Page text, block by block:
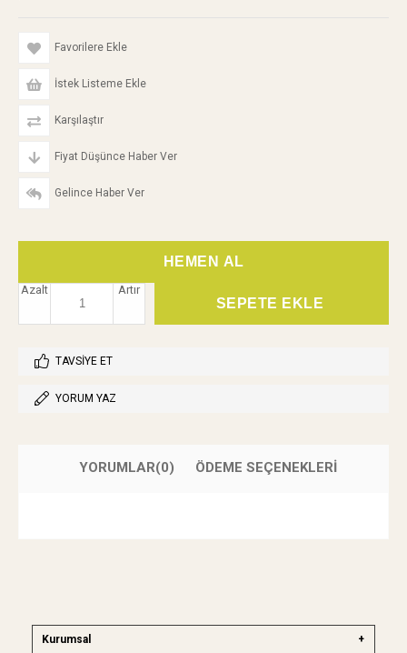
Favorilere Ekle
İstek Listeme Ekle
Karşılaştır
Fiyat Düşünce Haber Ver
Gelince Haber Ver
Artır
Azalt
TAVSIYE ET
YORUM YAZ
YORUMLAR(0) ÖDEME SEÇENEKLERI
Kurumsal